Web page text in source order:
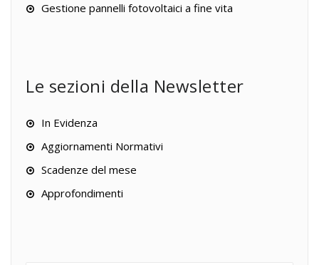
Gestione pannelli fotovoltaici a fine vita
Le sezioni della Newsletter
In Evidenza
Aggiornamenti Normativi
Scadenze del mese
Approfondimenti